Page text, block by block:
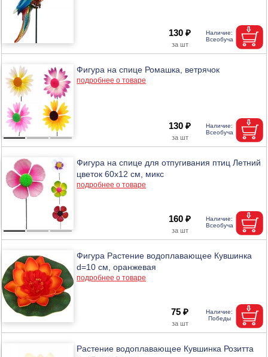
130 ₽
Фигура на спице Ромашка, ветрячок
подробнее о товаре
130 ₽
Фигура на спице для отпугивания птиц Летний
цветок 60х12 см, микс
подробнее о товаре
160 ₽
Фигура Растение водоплавающее Кувшинка
d=10 см, оранжевая
подробнее о товаре
75 ₽
Растение водоплавающее Кувшинка Розитта